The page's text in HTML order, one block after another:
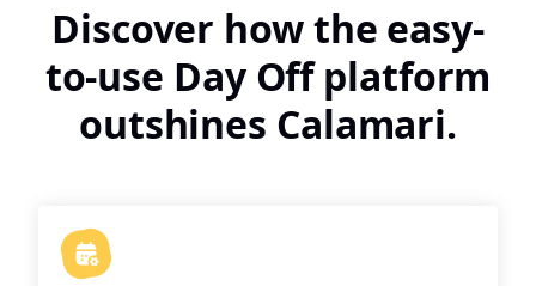
Discover how the easy-
to-use Day Off platform
outshines Calamari.